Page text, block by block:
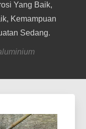
Yang Baik,
Kemampuan
Sedang.